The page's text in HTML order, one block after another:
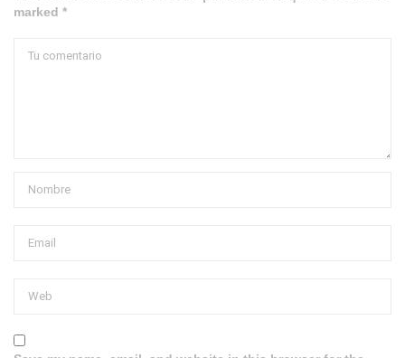
marked *